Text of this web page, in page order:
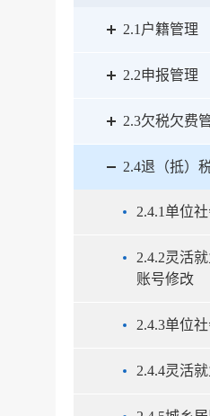
2.1户籍管理
2.2申报管理
2.3欠税欠费
2.4退（抵）
2.4.1单位
2.4.2灵活
账号修改
2.4.3单位
2.4.4灵活